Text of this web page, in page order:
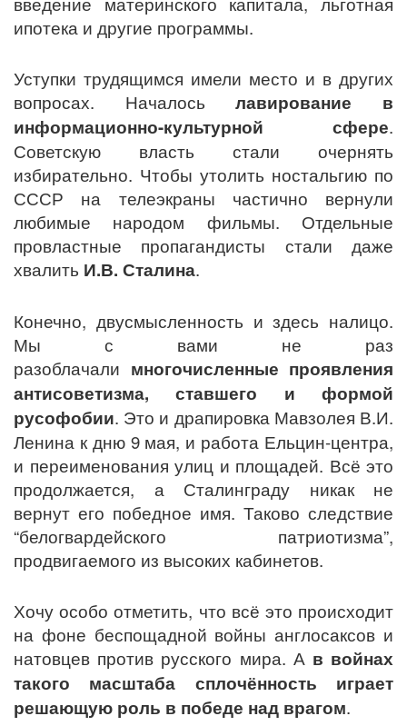
ипотека и другие программы.
Уступки трудящимся имели место и в других
вопросах. Началосьлавирование в
информационно-культурной сфере.
Советскую власть стали очернять
избирательно. Чтобы утолить ностальгию по
СССР на телеэкраны частично вернули
любимые народом фильмы. Отдельные
провластные пропагандисты стали даже
хвалить И.В. Сталина.
Конечно, двусмысленность и здесь налицо.
Мы с вами не раз
разоблачали многочисленные проявления
антисоветизма, ставшего и формой
русофобии. Это и драпировка Мавзолея В.И.
Ленина к дню 9 мая, и работа Ельцин-центра,
и переименования улиц и площадей. Всё это
продолжается, а Сталинграду никак не
вернут его победное имя. Таково следствие
“белогвардейского патриотизма”,
продвигаемого из высоких кабинетов.
Хочу особо отметить, что всё это происходит
на фоне беспощадной войны англосаксов и
натовцев против русского мира. А в войнах
такого масштаба сплочённость играет
решающую роль в победе над врагом.